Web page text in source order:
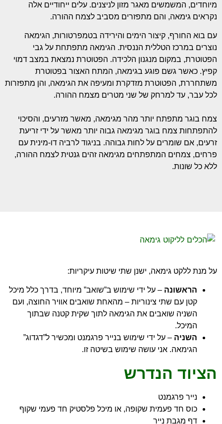
מיוחדים, המשמשים מאגר מזון לניצנים. עלים ייחודיים אלה
נקראים גימאה, והם מתפזרים מסביב לצמח ההורה.
עם בוא החורף, קיצור הימים והירידה בטמפרטורות, הגימאה
נוצרים במרכז הטללית הננסית. הגימאה מתפתחת על גבי
הפטוטרת, במקום מנגנון הלכידה. הפטוטרת נמצאת במצב דמוי
קפיץ. כאשר גשם פוגע בגימאה, המתח האצור בפטוטרת
משתחררת, הפטוטרת מזדקרת ומעיפה את הגימאה, והן מתפזרות
לכל עבר, עד למרחק של שני מטרים מצמח ההורה.
צמח בוגר מתפתח יותר מהר מגימאה, מאשר מזרעים, והסיכוי
להתפתחות צמח בוגר מגימאה גבוה יותר מאשר על ידי זריעת
זרעים, אם שומרים על לחות גבוהה. בניגוד לרביה דו-מינית עם
פרחים, צמחים המתפתחים מגימאה זהים גנטית לצמח ההורה,
ללא כל שונות.
על מנת ללקט גימאה, ישנן שתי שיטות עיקריות:
הראשונה – על ידי שימוש ב”שואב” מיוחד, בדרך כלל מיכל
קטן עם שתי צינוריות – מהאחת שואבים אוויר החוצה, ועם
השניה שואבים את הגימאה לתוך שקית קטנה שבתוך
המיכל.
השניה – על ידי שימוש בנייר פרגמנט ומכשיר ל”דגדוג”
הגימאה. אני עושה שימוש בשיטה זו.
הציוד הנדרש
נייר פרגמנט
כוס חד פעמית שקופה, או מיכל פלסטיק חד פעמי שקוף
דף מגבת נייר